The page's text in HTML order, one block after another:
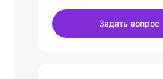
Задать вопрос